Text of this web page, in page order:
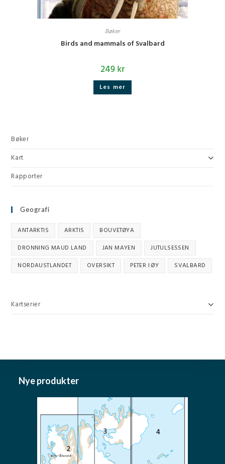
Bøker
Birds and mammals of Svalbard
249kr
Les mer
Bøker
Kart
Rapporter
Geografi
ANTARKTIS ARKTIS
BOUVETØYA
DRONNING MAUD LAND
JAN MAYEN
JUTULSESSEN
NORDAUSTLANDET
OVERSIKT PETER I ØY SVALBARD
Kartserier
Nye produkter